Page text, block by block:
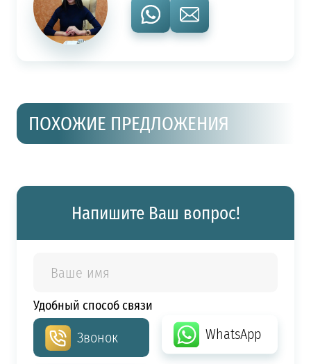
ПОХОЖИЕ ПРЕДЛОЖЕНИЯ
Напишите Ваш вопрос!
Удобный способ связи
Звонок WhatsApp